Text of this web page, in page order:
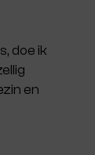
doe ik
en